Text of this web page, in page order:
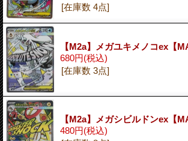
[在庫数 4点]
【M2a】メガユキメノコex【
680円(税込)
[在庫数 3点]
【M2a】メガシビルドンex【
480円(税込)